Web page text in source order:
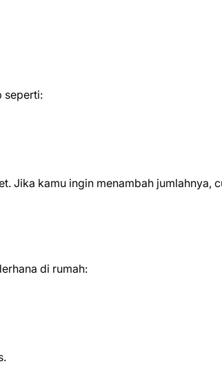
seperti:
Jika kamu ingin menambah jumlahnya,
di rumah: